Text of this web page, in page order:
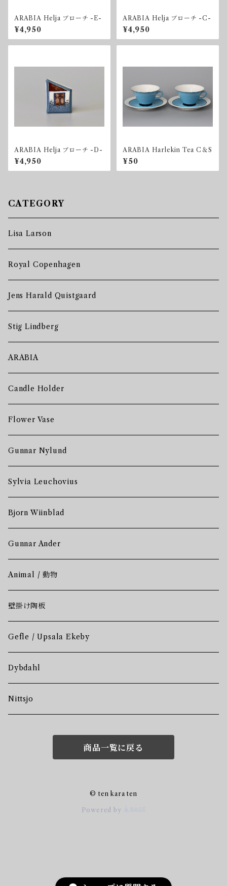
ARABIA Helja ブローチ -E-
¥4,950
ARABIA Helja ブローチ -C-
¥4,950
ARABIA Helja ブローチ -D-
¥4,950
ARABIA Harlekin Tea C＆S
¥50
CATEGORY
Lisa Larson
Royal Copenhagen
Jens Harald Quistgaard
Stig Lindberg
ARABIA
Candle Holder
Flower Vase
Gunnar Nylund
Sylvia Leuchovius
Bjorn Wiinblad
Gunnar Ander
Animal / 動物
壁掛け陶板
Gefle / Upsala Ekeby
Dybdahl
Nittsjo
商品一覧に戻る
© ten kara ten
Powered by